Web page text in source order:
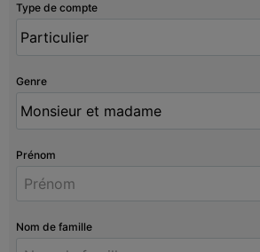
Type de compte
Genre
Prénom
Nom de famille